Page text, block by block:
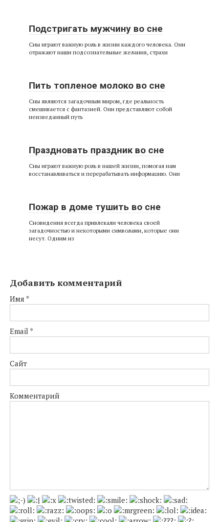
Подстригать мужчину во сне
Сны играют важную роль в жизни каждого человека. Они
отражают наши подсознательные желания, страхи
Пить топленое молоко во сне
Сны являются загадочным миром, где реальность
смешивается с фантазией. Они представляют собой
неизведанный путь
Праздновать праздник во сне
Сны играют важную роль в нашей жизни, помогая нам
восстанавливаться и перерабатывать информацию. Они
Пожар в доме тушить во сне
Сновидения всегда привлекали человека своей
загадочностью и некоторыми символами, которые они
несут. Одним из
Добавить комментарий
Имя *
Email *
Сайт
Комментарий